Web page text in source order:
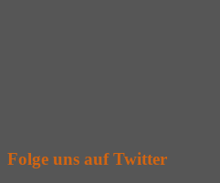
Folge uns auf Twitter